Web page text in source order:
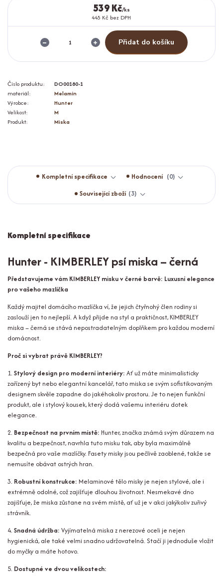
539 Kč/ks
445 Kč bez DPH
Přidat do košíku
Číslo produktu:
DO00180-1
materiál:
Melamín
Výrobce:
Hunter
Velikost:
M
Produkt:
Miska
Kompletní specifikace Hodnocení
0
Související zboží 3
Kompletní specifikace
Hunter - KIMBERLEY psí miska – černá
Představujeme vám KIMBERLEY misku v černé barvě: Luxusní elegance
pro vašeho mazlíčka
Každý majitel domácího mazlíčka ví, že jejich čtyřnohý člen rodiny si
zaslouží jen to nejlepší. A když přijde na styl a praktičnost, KIMBERLEY
miska – černá se stává nepostradatelným doplňkem pro každou moderní
domácnost.
Proč si vybrat právě KIMBERLEY?
1. Stylový design pro moderní interiéry: Ať už máte minimalisticky
zařízený byt nebo elegantní kancelář, tato miska se svým sofistikovaným
designem skvěle zapadne do jakéhokoliv prostoru. Je to nejen funkční
produkt, ale i stylový kousek, který dodá vašemu interiéru dotek
elegance.
2. Bezpečnost na prvním místě: Hunter, značka známá svým důrazem na
kvalitu a bezpečnost, navrhla tuto misku tak, aby byla maximálně
bezpečná pro vaše mazlíčky. Fasety misky jsou pečlivě zaoblené, takže se
nemusíte obávat ostrých hran.
3. Robustní konstrukce: Melaminové tělo misky je nejen stylové, ale i
extrémně odolné, což zajišťuje dlouhou životnost. Nesmekavé dno
zajišťuje, že miska zůstane na svém místě, ať už je v akci jakýkoliv zuřivý
strávník.
4. Snadná údržba: Vyjímatelná miska z nerezové oceli je nejen
hygienická, ale také velmi snadno udržovatelná. Stačí ji jednoduše vložit
do myčky a máte hotovo.
5. Dostupné ve dvou velikostech: